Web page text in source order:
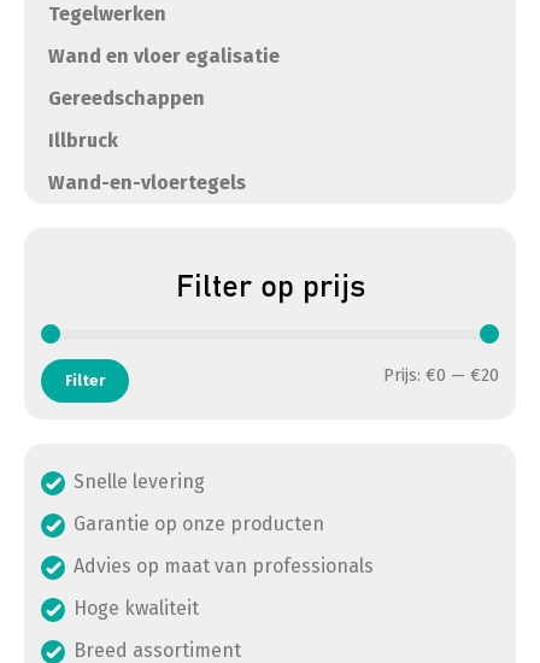
Tegelwerken
Wand en vloer egalisatie
Gereedschappen
Illbruck
Wand-en-vloertegels
Filter op prijs
Filter Prijs: €0 — €20
Snelle levering
Garantie op onze producten
Advies op maat van professionals
Hoge kwaliteit
Breed assortiment